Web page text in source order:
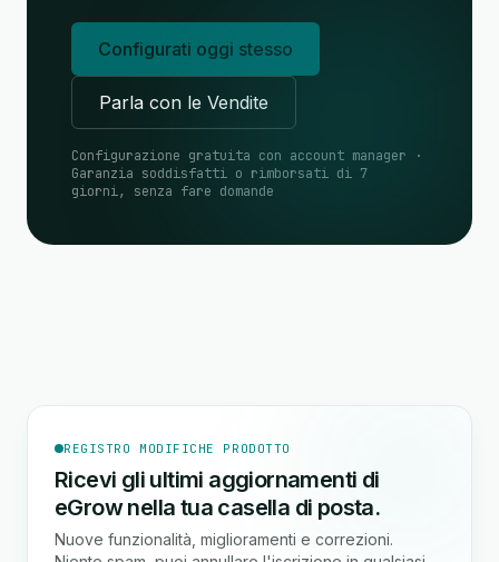
Configurati oggi stesso
Parla con le Vendite
Configurazione gratuita con account manager ·
Garanzia soddisfatti o rimborsati di 7
giorni, senza fare domande
REGISTRO MODIFICHE PRODOTTO
Ricevi gli ultimi aggiornamenti di
eGrow nella tua casella di posta.
Nuove funzionalità, miglioramenti e correzioni.